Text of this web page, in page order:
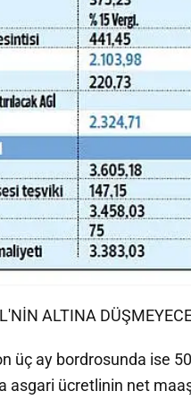
ALTINA
üç ay bordrosunda ise
asgari ücretlinin net